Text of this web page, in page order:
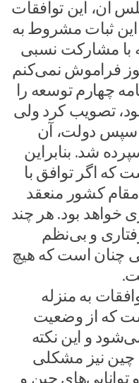
آن، این توافقات
ثبات مشروط به
با مشارکت نسبی
فراموش نمی‌کنم
چهارم توسعه را
تصویب کرد ولی
سپس دولت، آن
شد. بنابراین
که اگر توافق با
کشور منعقد
خواهد بود. هر چند
و بی‌نظم
چنان است که هیچ
به منزله
که از وضعیت
و این نکته
چین نیز مشکلی
توانایی‌های چین و